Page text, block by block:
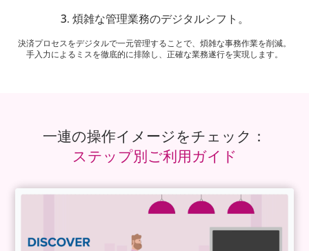
3. 煩雑な管理業務のデジタルシフト。
決済プロセスをデジタルで一元管理することで、煩雑な事務作業を削減。
手入力によるミスを徹底的に排除し、正確な業務遂行を実現します。
一連の操作イメージをチェック：
ステップ別ご利用ガイド